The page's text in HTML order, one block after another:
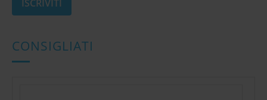
CONSIGLIATI